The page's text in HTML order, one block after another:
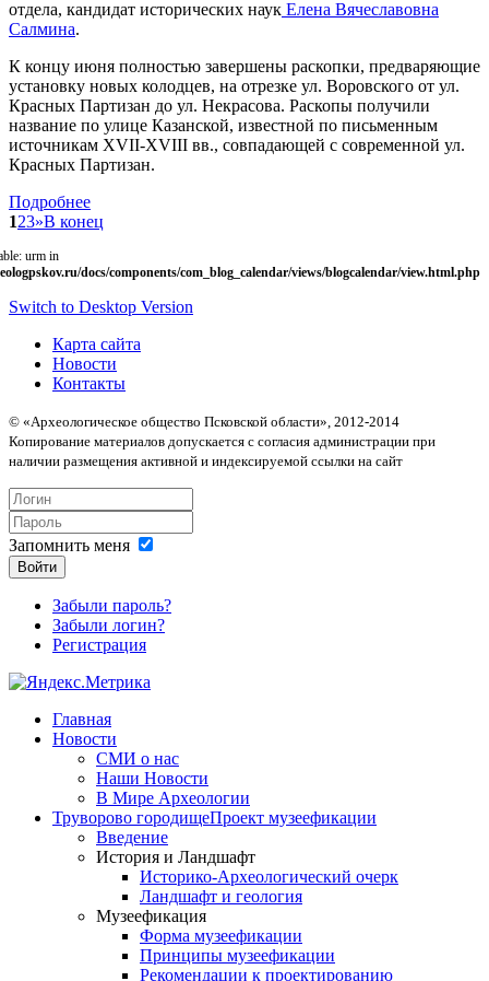
отдела, кандидат исторических наук Елена Вячеславовна
Салмина.
К концу июня полностью завершены раскопки, предваряющие
установку новых колодцев, на отрезке ул. Воровского от ул.
Красных Партизан до ул. Некрасова. Раскопы получили
название по улице Казанской, известной по письменным
источникам XVII-XVIII вв., совпадающей с современной ул.
Красных Партизан.
Подробнее
123»В конец
urm in
docs/components/com_blog_calendar/views/blogcalendar/view.html.php
Switch to Desktop Version
Карта сайта
Новости
Контакты
© «Археологическое общество Псковской области», 2012-2014
Копирование материалов допускается с согласия администрации при
наличии размещения активной и индексируемой ссылки на сайт
Запомнить меня
Войти
Забыли пароль?
Забыли логин?
Регистрация
Главная
Новости
СМИ о нас
Наши Новости
В Мире Археологии
Труворово городищеПроект музеефикации
Введение
История и Ландшафт
Историко-Археологический очерк
Ландшафт и геология
Музеефикация
Форма музеефикации
Принципы музеефикации
Рекомендации к проектированию